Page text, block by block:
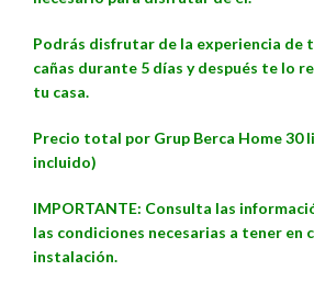
Podrás disfrutar de la experiencia de
cañas durante 5 días y después te lo
tu casa.
Precio total por Grup Berca Home 30
incluido)
IMPORTANTE: Consulta las
las condiciones necesarias a tener en
instalación.